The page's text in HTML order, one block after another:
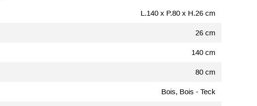
L.140 x P.80 x H.26 cm
26 cm
140 cm
80 cm
Bois, Bois - Teck